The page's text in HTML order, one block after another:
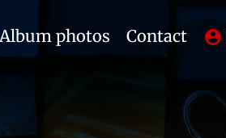
Album photos Contact